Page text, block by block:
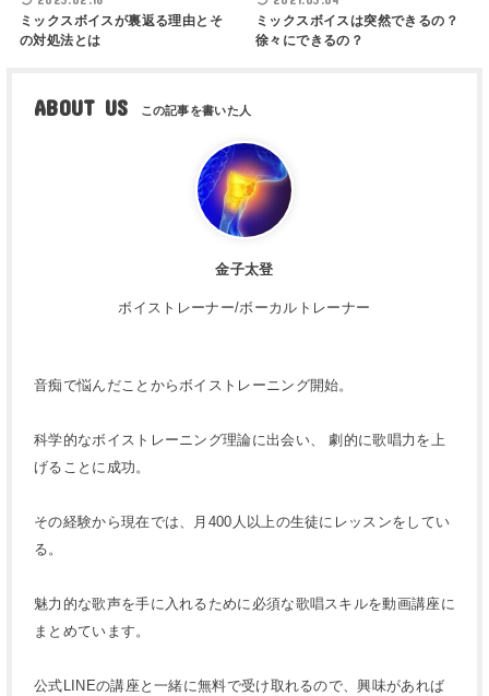
ミックスボイスが裏返る理由とそ
の対処法とは
ミックスボイスは突然できるの？
徐々にできるの？
ABOUT US
金子太登
ボイストレーナー/ボーカルトレーナー
音痴で悩んだことからボイストレーニング開始。
科学的なボイストレーニング理論に出会い、 劇的に歌唱力を上
げることに成功。
その経験から現在では、月400人以上の生徒にレッスンをしてい
る。
魅力的な歌声を手に入れるために必須な歌唱スキルを動画講座に
まとめています。
公式LINEの講座と一緒に無料で受け取れるので、興味があれば